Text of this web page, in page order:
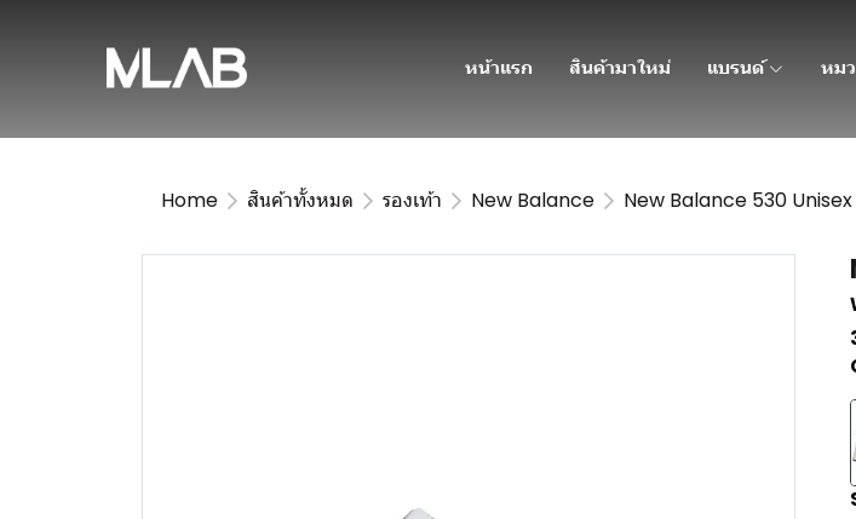
หน้าแรก สินค้ามาใหม่ แบรนด์ หม
Home สินค้าทั้งหมด รองเท้า New Balance New Balance 530 Unisex